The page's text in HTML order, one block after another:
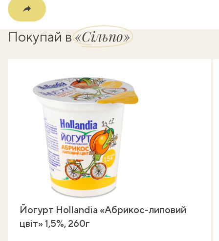
Покупай в«Сільпо»
Йогурт Hollandia «Абрикос-липовий
цвіт» 1,5%, 260г